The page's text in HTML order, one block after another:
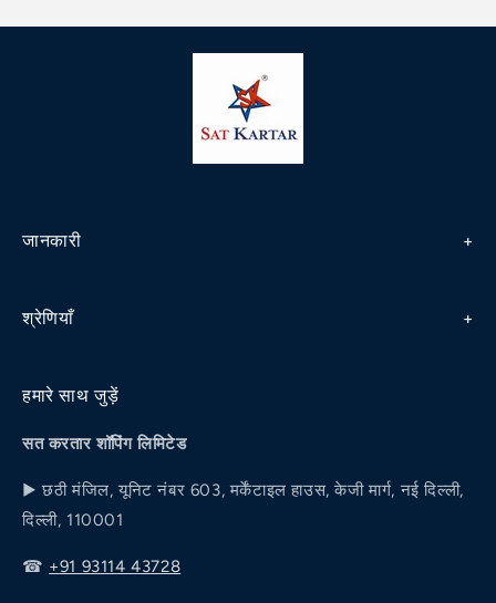
जानकारी
नियम एवं शर्तें
शिपिंग/डिलीवरी नीति
डाइट चार्ट
श्रेणियाँ
जोड़ों का दर्द
व्यक्तिगत कल्याण
हमारे साथ जुड़ें
सत करतार शॉपिंग लिमिटेड
▶ छठी मंजिल, यूनिट नंबर 603, मर्केंटाइल हाउस, केजी मार्ग, नई दिल्ली,
दिल्ली, 110001
☎ +91 93114 43728